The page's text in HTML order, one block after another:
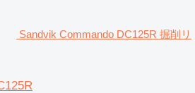
Sandvik Commando DC125R 掘削リ